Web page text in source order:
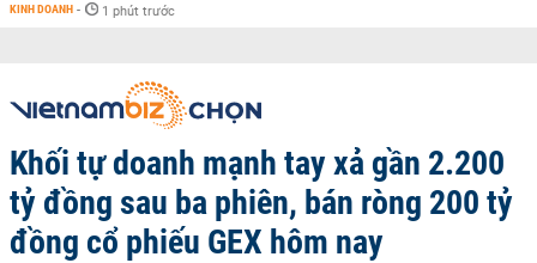
KINH DOANH - 1 phút trước
Khối tự doanh mạnh tay xả gần 2.200
tỷ đồng sau ba phiên, bán ròng 200 tỷ
đồng cổ phiếu GEX hôm nay